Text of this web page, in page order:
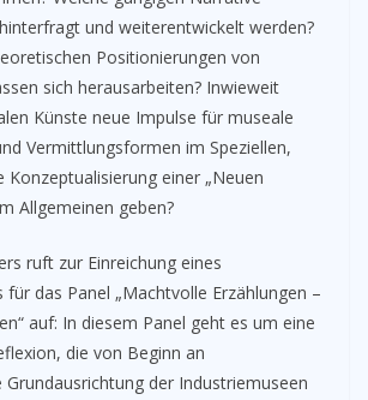
und weiterentwickelt werden?
Positionierungen von
sich herausarbeiten? Inwieweit
Künste neue Impulse für museale
Vermittlungsformen im Speziellen,
Konzeptualisierung einer „Neuen
Allgemeinen geben?
ruft zur Einreichung eines
für das Panel „Machtvolle Erzählungen –
auf: In diesem Panel geht es um eine
die von Beginn an
Grundausrichtung der Industriemuseen